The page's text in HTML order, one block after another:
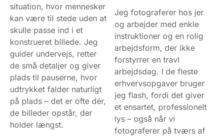
situation, hvor mennesker
kan være til stede uden at
skulle passe ind i et
konstrueret billede. Jeg
guider undervejs, retter
de små detaljer og giver
plads til pauserne, hvor
udtrykket falder naturligt
på plads – det er ofte dér,
de billeder opstår, der
holder længst.
Jeg fotograferer hos jer
og arbejder med enkle
instruktioner og en rolig
arbejdsform, der ikke
forstyrrer en travl
arbejdsdag. I de fleste
erhvervsopgaver bruger
jeg flash, fordi det giver
et ensartet, professionelt
lys – også når vi
fotograferer på tværs af